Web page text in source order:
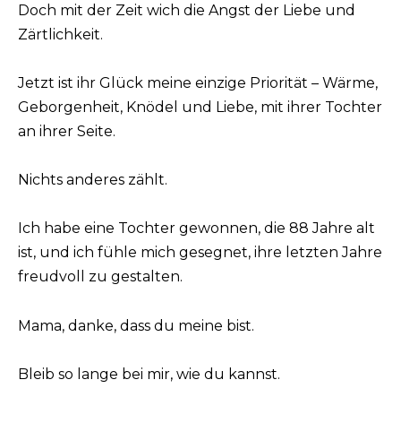
Doch mit der Zeit wich die Angst der Liebe und
Zärtlichkeit.
Jetzt ist ihr Glück meine einzige Priorität – Wärme,
Geborgenheit, Knödel und Liebe, mit ihrer Tochter
an ihrer Seite.
Nichts anderes zählt.
Ich habe eine Tochter gewonnen, die 88 Jahre alt
ist, und ich fühle mich gesegnet, ihre letzten Jahre
freudvoll zu gestalten.
Mama, danke, dass du meine bist.
Bleib so lange bei mir, wie du kannst.